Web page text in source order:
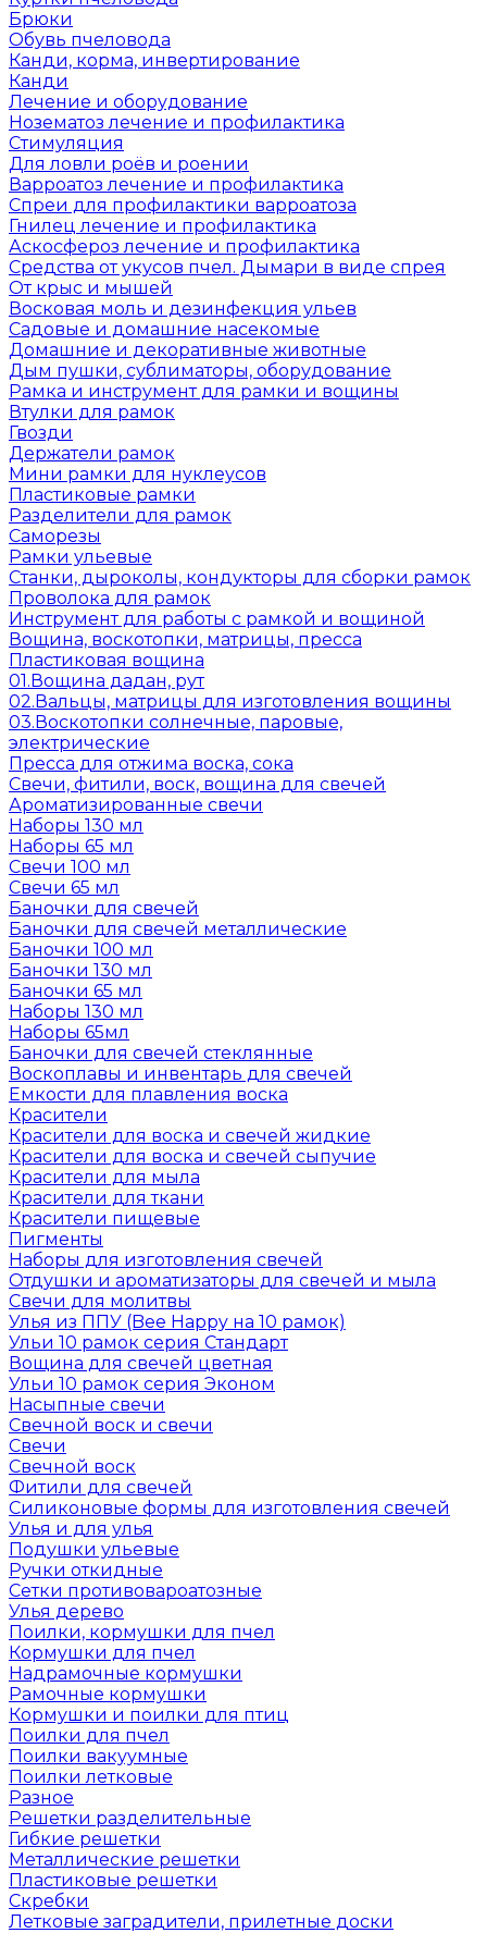
Брюки
Обувь пчеловода
Канди, корма, инвертирование
Канди
Лечение и оборудование
Нозематоз лечение и профилактика
Стимуляция
Для ловли роёв и роении
Варроатоз лечение и профилактика
Спреи для профилактики варроатоза
Гнилец лечение и профилактика
Аскосфероз лечение и профилактика
Средства от укусов пчел. Дымари в виде спрея
От крыс и мышей
Восковая моль и дезинфекция ульев
Садовые и домашние насекомые
Домашние и декоративные животные
Дым пушки, сублиматоры, оборудование
Рамка и инструмент для рамки и вощины
Втулки для рамок
Гвозди
Держатели рамок
Мини рамки для нуклеусов
Пластиковые рамки
Разделители для рамок
Саморезы
Рамки ульевые
Станки, дыроколы, кондукторы для сборки рамок
Проволока для рамок
Инструмент для работы с рамкой и вощиной
Вощина, воскотопки, матрицы, пресса
Пластиковая вощина
01.Вощина дадан, рут
02.Вальцы, матрицы для изготовления вощины
03.Воскотопки солнечные, паровые,
электрические
Пресса для отжима воска, сока
Свечи, фитили, воск, вощина для свечей
Ароматизированные свечи
Наборы 130 мл
Наборы 65 мл
Свечи 100 мл
Свечи 65 мл
Баночки для свечей
Баночки для свечей металлические
Баночки 100 мл
Баночки 130 мл
Баночки 65 мл
Наборы 130 мл
Наборы 65мл
Баночки для свечей стеклянные
Воскоплавы и инвентарь для свечей
Емкости для плавления воска
Красители
Красители для воска и свечей жидкие
Красители для воска и свечей сыпучие
Красители для мыла
Красители для ткани
Красители пищевые
Пигменты
Наборы для изготовления свечей
Отдушки и ароматизаторы для свечей и мыла
Свечи для молитвы
Улья из ППУ (Bee Happy на 10 рамок)
Ульи 10 рамок серия Стандарт
Вощина для свечей цветная
Ульи 10 рамок серия Эконом
Насыпные свечи
Свечной воск и свечи
Свечи
Свечной воск
Фитили для свечей
Силиконовые формы для изготовления свечей
Улья и для улья
Подушки ульевые
Ручки откидные
Сетки противовароатозные
Улья дерево
Поилки, кормушки для пчел
Кормушки для пчел
Надрамочные кормушки
Рамочные кормушки
Кормушки и поилки для птиц
Поилки для пчел
Поилки вакуумные
Поилки летковые
Разное
Решетки разделительные
Гибкие решетки
Металлические решетки
Пластиковые решетки
Скребки
Летковые заградители, прилетные доски